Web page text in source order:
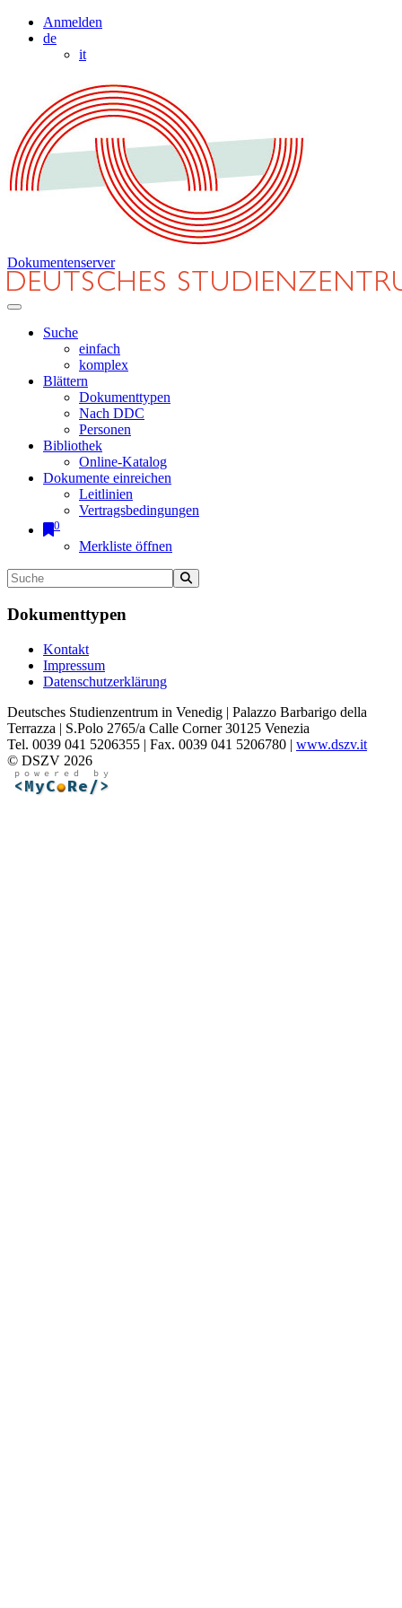
Anmelden
de
it
Dokumentenserver
Suche
einfach
komplex
Blättern
Dokumenttypen
Nach DDC
Personen
Bibliothek
Online-Katalog
Dokumente einreichen
Leitlinien
Vertragsbedingungen
0
Merkliste öffnen
Dokumenttypen
Kontakt
Impressum
Datenschutzerklärung
Deutsches Studienzentrum in Venedig | Palazzo Barbarigo della
Terrazza | S.Polo 2765/a Calle Corner 30125 Venezia
Tel. 0039 041 5206355 | Fax. 0039 041 5206780 | www.dszv.it
© DSZV 2026